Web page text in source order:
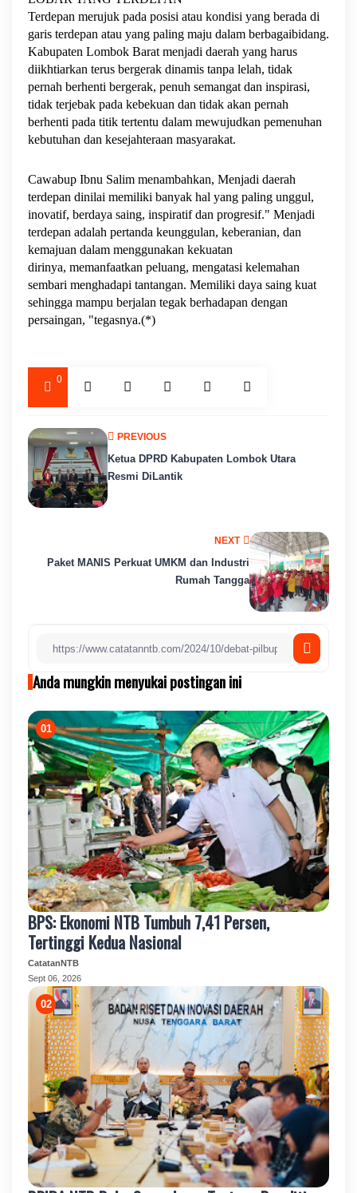
Terdepan merujuk pada posisi atau kondisi yang berada di
garis terdepan atau yang paling maju dalam berbagaibidang.
Kabupaten Lombok Barat menjadi daerah yang harus
diikhtiarkan terus bergerak dinamis tanpa lelah, tidak
pernah berhenti bergerak, penuh semangat dan inspirasi,
tidak terjebak pada kebekuan dan tidak akan pernah
berhenti pada titik tertentu dalam mewujudkan pemenuhan
kebutuhan dan kesejahteraan masyarakat.
Cawabup Ibnu Salim menambahkan, Menjadi daerah
terdepan dinilai memiliki banyak hal yang paling unggul,
inovatif, berdaya saing, inspiratif dan progresif." Menjadi
terdepan adalah pertanda keunggulan, keberanian, dan
kemajuan dalam menggunakan kekuatan
dirinya, memanfaatkan peluang, mengatasi kelemahan
sembari menghadapi tantangan. Memiliki daya saing kuat
sehingga mampu berjalan tegak berhadapan dengan
persaingan, "tegasnya.(*)
0
NEXT
Paket MANIS Perkuat UMKM dan Industri
Rumah Tangga
PREVIOUS
Ketua DPRD Kabupaten Lombok Utara
Resmi DiLantik
Anda mungkin menyukai postingan ini
BPS: Ekonomi NTB Tumbuh 7,41 Persen,
Tertinggi Kedua Nasional
CatatanNTB
Sept 06, 2026